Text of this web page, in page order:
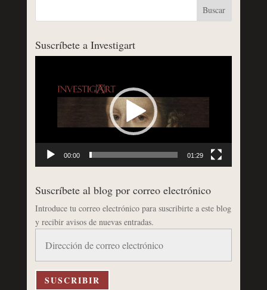
Suscríbete a Investigart
00:00 01:29
Suscríbete al blog por correo electrónico
Introduce tu correo electrónico para suscribirte a este blog
y recibir avisos de nuevas entradas.
correo
electrónico
SUSCRIBIR